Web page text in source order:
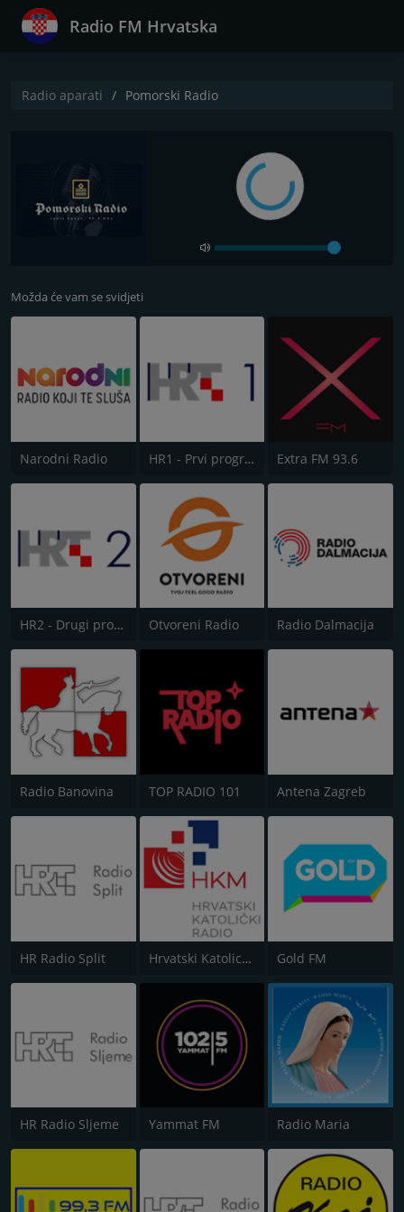
Radio FM Hrvatska
Radio aparati Pomorski Radio
Možda će vam se svidjeti
Narodni Radio HR1 - Prvi program Extra FM 93.6
HR2 - Drugi program Otvoreni Radio Radio Dalmacija
Radio Banovina TOP RADIO 101 Antena Zagreb
HR Radio Split Hrvatski Katolicki Radio Gold FM
HR Radio Sljeme Yammat FM Radio Maria